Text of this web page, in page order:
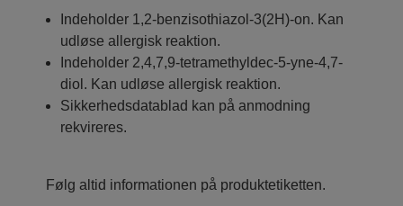
Indeholder 1,2-benzisothiazol-3(2H)-on. Kan
udløse allergisk reaktion.
Indeholder 2,4,7,9-tetramethyldec-5-yne-4,7-
diol. Kan udløse allergisk reaktion.
Sikkerhedsdatablad kan på anmodning
rekvireres.
Følg altid informationen på produktetiketten.